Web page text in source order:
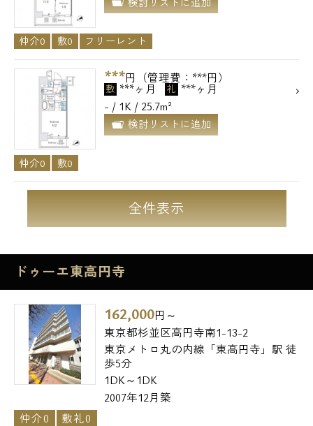
仲介0 敷0 フリーレント
***円（管理費：***円）
敷 ***ヶ月 礼 ***ヶ月
- / 1K / 25.7m²
検討リストに追加
仲介0 敷0
全件表示
ドゥーエ東高円寺
162,000円～
東京都杉並区高円寺南1-13-2
東京メトロ丸の内線「東高円寺」駅 徒
歩5分
1DK～1DK
2007年12月築
仲介0
敷礼0
メールでお問い合わせ
お問い合わせ